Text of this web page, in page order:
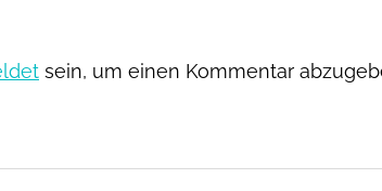
sein, um einen Kommentar